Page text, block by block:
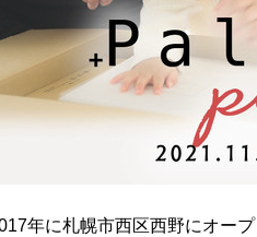
年に札幌市西区西野にオー